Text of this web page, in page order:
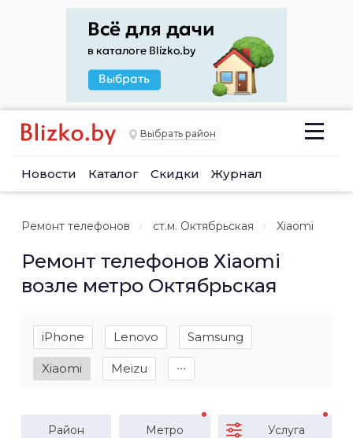
Выбрать район
Новости Каталог Скидки Журнал
Ремонт телефонов ст.м. Октябрьская Xiaomi
Ремонт телефонов Хiaomi
возле метро Октябрьская
iPhone Lenovo Samsung
Xiaomi Meizu ∙∙∙
Район Метро Услуга